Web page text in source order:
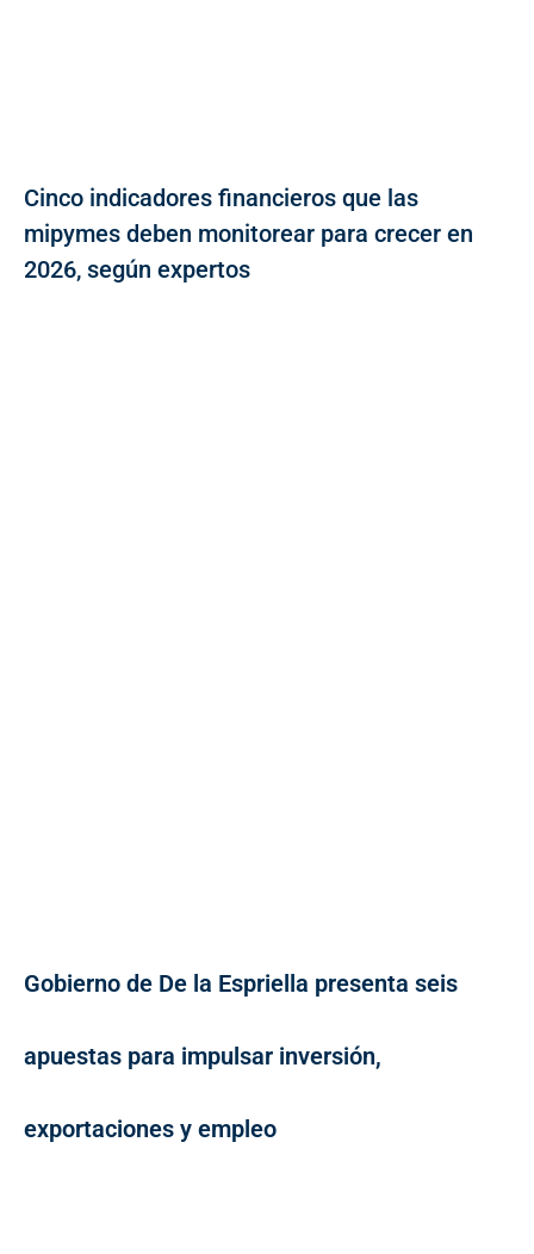
Cinco indicadores financieros que las
mipymes deben monitorear para crecer en
2026, según expertos
Gobierno de De la Espriella presenta seis
apuestas para impulsar inversión,
exportaciones y empleo